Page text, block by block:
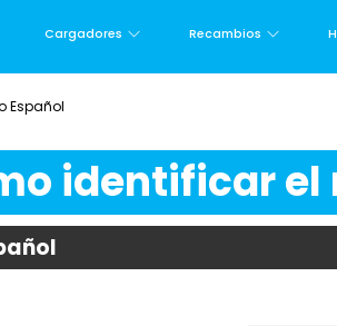
Cargadores Recambios
Español
identificar